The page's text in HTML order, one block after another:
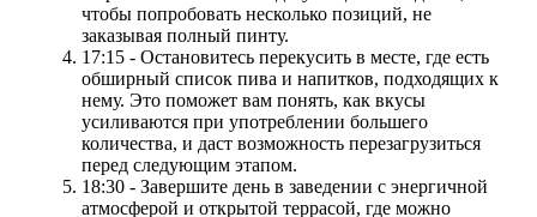
чтобы попробовать несколько позиций, не
заказывая полный пинту.
17:15 - Остановитесь перекусить в месте, где есть
обширный список пива и напитков, подходящих к
нему. Это поможет вам понять, как вкусы
усиливаются при употреблении большего
количества, и даст возможность перезагрузиться
перед следующим этапом.
18:30 - Завершите день в заведении с энергичной
атмосферой и открытой террасой, где можно